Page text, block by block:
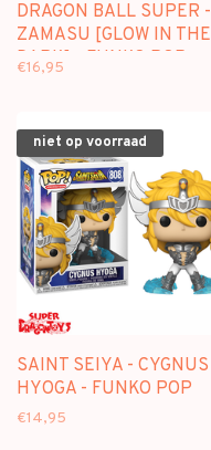
DRAGON BALL SUPER -
ZAMASU [GLOW IN THE
DARK] - FUNKO POP
€16,95
niet op voorraad
SAINT SEIYA - CYGNUS
HYOGA - FUNKO POP
€14,95